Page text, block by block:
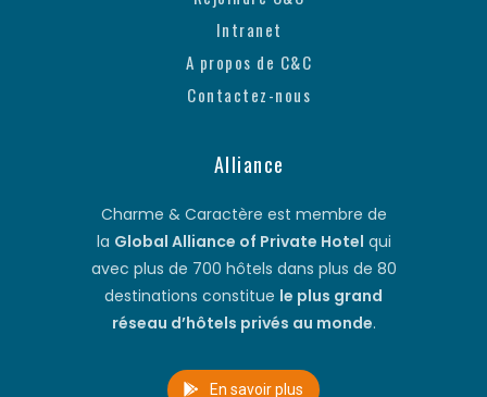
Intranet
A propos de C&C
Contactez-nous
Alliance
Charme & Caractère est membre de
la Global Alliance of Private Hotel qui
avec plus de 700 hôtels dans plus de 80
destinations constitue le plus grand
réseau d’hôtels privés au monde.
En savoir plus